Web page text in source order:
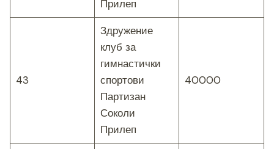
Прилеп
43
Здружение
клуб за
гимнастички
спортови
Партизан
Соколи
Прилеп
40000